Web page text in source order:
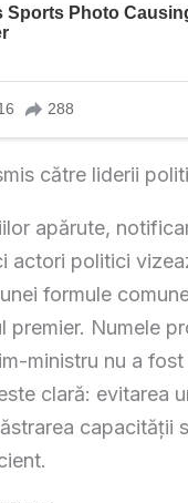
către liderii
apărute,
actori politici
formule
premier. Numele
ministru nu a
clară: evitarea
capacității